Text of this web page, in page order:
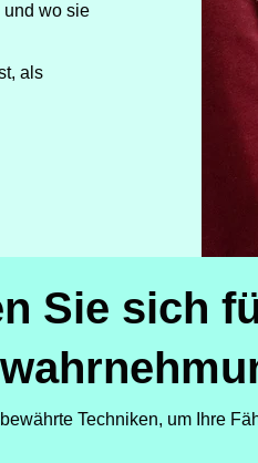
wo sie
als
Sie sich
Techniken, um Ihre